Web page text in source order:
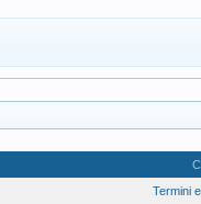
Termini